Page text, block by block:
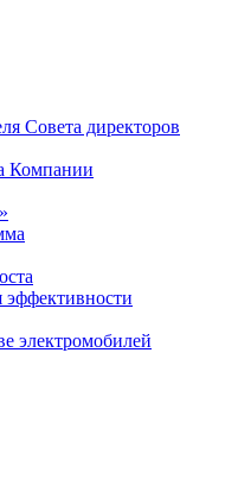
Совета директоров
Компании
электромобилей